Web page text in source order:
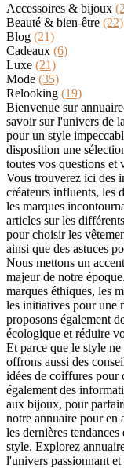
Accessoires & bijoux
Beauté & bien-être (22)
Blog (21)
Cadeaux (6)
Luxe (21)
Mode (35)
Relooking (19)
Bienvenue sur
savoir sur l'univers de
pour un style
disposition une
toutes vos questions et
Vous trouverez ici des
créateurs influents, les
les marques
articles sur les
pour choisir les
ainsi que des astuces
Nous mettons un
majeur de notre
marques éthiques, les
les initiatives pour une
proposons également
écologique et réduire
Et parce que le style
offrons aussi des
idées de coiffures
également des
aux bijoux, pour
notre annuaire pour en
les dernières
style. Explorez
l'univers passionnant